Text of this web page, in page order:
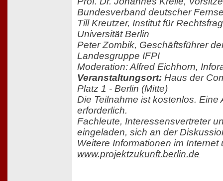
Bundesverband deutscher
Till Kreutzer, Institut für
Universität Berlin
Peter Zombik, Geschäftsführer
Landesgruppe IFPI
Moderation: Alfred Eichhorn,
Veranstaltungsort: Haus der
Platz 1 - Berlin (Mitte)
Die Teilnahme ist kostenlos. Eine
erforderlich.
Fachleute, Interessensvertreter
eingeladen, sich an der
Weitere Informationen im Internet
www.projektzukunft.berlin.de